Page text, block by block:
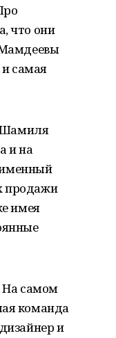
что они
Мамдеевы
и самая
Шамиля
и на
продажи
имея
На самом
команда
и